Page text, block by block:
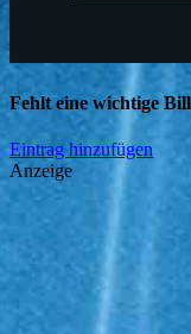
Fehlt eine wichtige
Eintrag hinzufügen
Anzeige